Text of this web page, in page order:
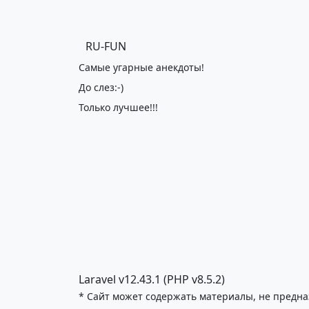
RU-FUN
Самые угарные анекдоты!
До слез:-)
Только лучшее!!!
Laravel v12.43.1 (PHP v8.5.2)
* Сайт может содержать материалы, не